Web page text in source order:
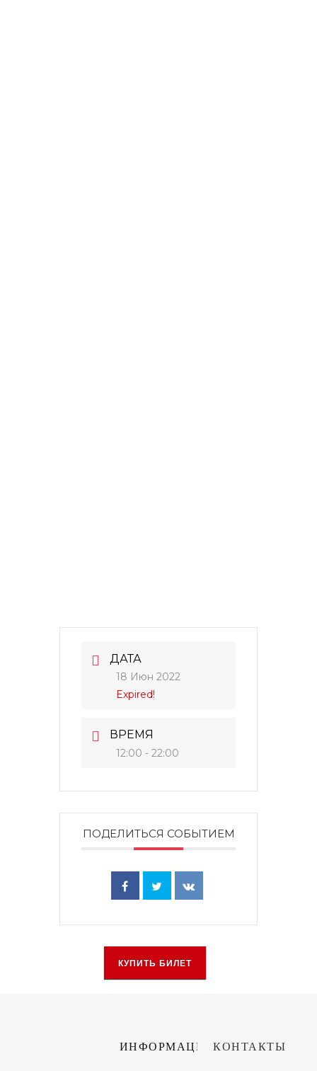
ДАТА
18 Июн 2022
Expired!
ВРЕМЯ
12:00 - 22:00
ПОДЕЛИТЬСЯ СОБЫТИЕМ
КУПИТЬ БИЛЕТ
ИНФОРМАЦИЯКОНТАКТЫ